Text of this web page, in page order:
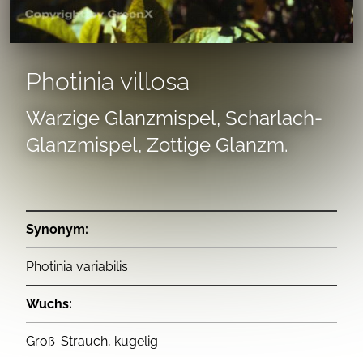
Photinia villosa
Warzige Glanzmispel, Scharlach-
Glanzmispel, Zottige Glanzm.
Synonym:
Photinia variabilis
Wuchs:
Groß-Strauch, kugelig